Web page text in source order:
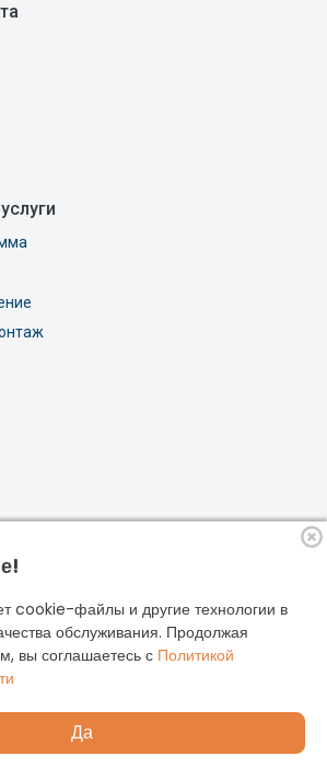
права защищены.
тупик, дом 11А
cookie-файлы и другие технологии в
обслуживания. Продолжая
вы соглашаетесь с Политикой
Да